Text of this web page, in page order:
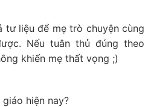
liệu để mẹ trò chuyện cùng
Nếu tuân thủ đúng theo
khiến mẹ thất vọng ;)
hiện nay?